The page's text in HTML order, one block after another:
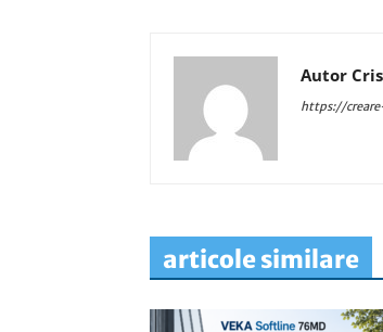
Autor
https://
articole similare